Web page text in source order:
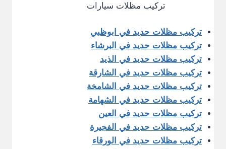
تركيب مظلات سيارات
تركيب مظلات حديد في ابوظبي
تركيب مظلات حديد في البرشاء
تركيب مظلات حديد في الذيد
تركيب مظلات حديد في الشارقة
تركيب مظلات حديد في الشامخة
تركيب مظلات حديد في الشهامة
تركيب مظلات حديد في العين
تركيب مظلات حديد في الفجيرة
تركيب مظلات حديد في الورقاء